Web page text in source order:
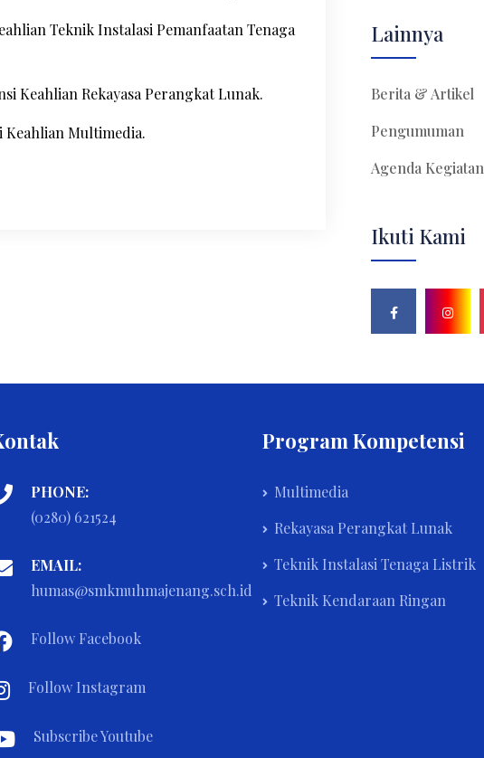
Teknik Instalasi Pemanfaatan Tenaga
Keahlian Rekayasa Perangkat Lunak.
Keahlian Multimedia.
Lainnya
Berita & Artikel
Pengumuman
Agenda Kegiatan
Ikuti Kami
PHONE:
(0280) 621524
EMAIL:
humas@smkmuhmajenang.sch.id
Follow Facebook
Follow Instagram
Subscribe Youtube
Program Kompetensi
Multimedia
Rekayasa Perangkat Lunak
Teknik Instalasi Tenaga Listrik
Teknik Kendaraan Ringan